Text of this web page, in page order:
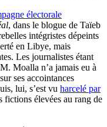
électorale
, dans le blogue de Taïeb
intégristes dépeints
en Libye, mais
Les journalistes étant
Moalla n’a jamais eu à
ses accointances
lui, s’est vu harcelé par
fictions élevées au rang de